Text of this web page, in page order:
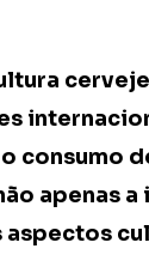
consumo
apenas a
aspectos